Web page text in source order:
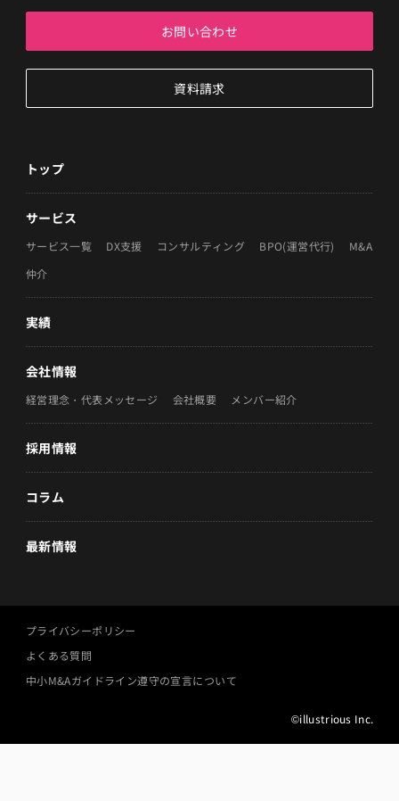
お問い合わせ
資料請求
トップ
サービス
サービス一覧 DX支援 コンサルティング BPO(運営代行)
M&A
仲介
実績
会社情報
経営理念・代表メッセージ 会社概要 メンバー紹介
採用情報
コラム
最新情報
プライバシーポリシー
よくある質問
中小M&Aガイドライン遵守の宣言について
©illustrious Inc.